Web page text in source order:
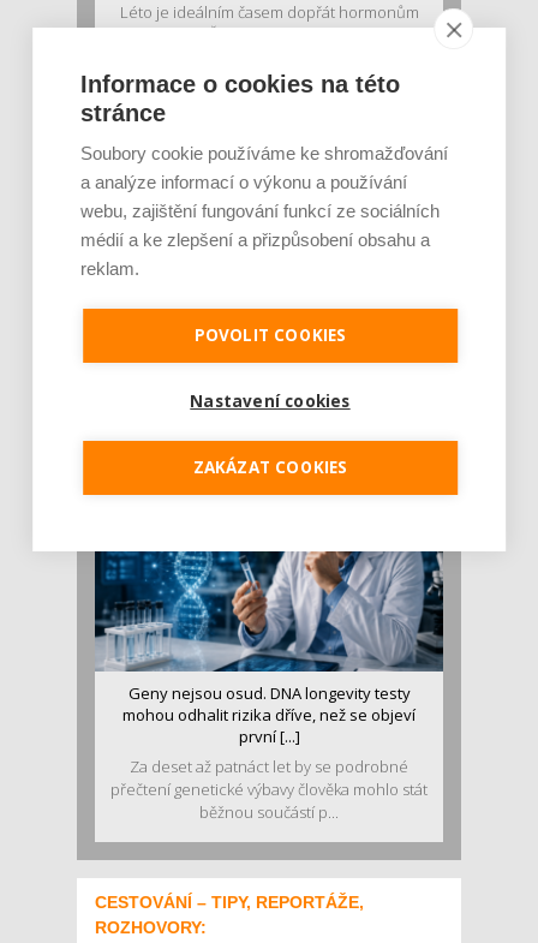
Léto je ideálním časem dopřát hormonům
malý restart. Čerstvé ovoce, zelenina nebo
Je jen pro sportovce, přiberu po něm a ve
stravě ho mám dostatek. Znáte nejčastějš [...]
v oblasti zdraví, výživy i dlouhověkosti. Přesto
Geny nejsou osud. DNA longevity testy
mohou odhalit rizika dříve, než se objeví
první [...]
Za deset až patnáct let by se podrobné
přečtení genetické výbavy člověka mohlo stát
běžnou součástí p...
CESTOVÁNÍ – TIPY, REPORTÁŽE,
ROZHOVORY:
Informace o cookies na této
stránce
Soubory cookie používáme ke shromažďování
a analýze informací o výkonu a používání
webu, zajištění fungování funkcí ze sociálních
médií a ke zlepšení a přizpůsobení obsahu a
reklam.
POVOLIT COOKIES
Nastavení cookies
ZAKÁZAT COOKIES